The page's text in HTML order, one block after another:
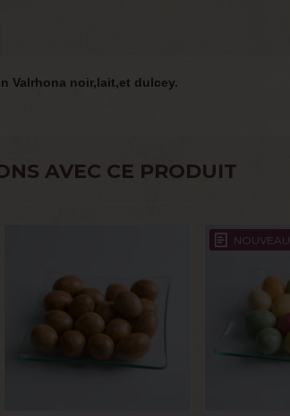
Valrhona noir,lait,et dulcey.
AVEC CE PRODUIT
NOUVEAU